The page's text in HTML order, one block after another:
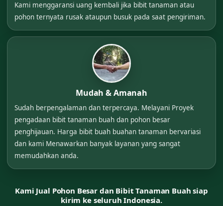
Kami menggaransi uang kembali jika bibit tanaman atau
pohon ternyata rusak ataupun busuk pada saat pengiriman.
Mudah & Amanah
Sudah berpengalaman dan terpercaya. Melayani Proyek
pengadaan bibit tanaman buah dan pohon besar
penghijauan. Harga bibit buah buahan tanaman bervariasi
dan kami Menawarkan banyak layanan yang sangat
memudahkan anda.
Kami Jual Pohon Besar dan Bibit Tanaman Buah siap
kirim ke seluruh Indonesia.